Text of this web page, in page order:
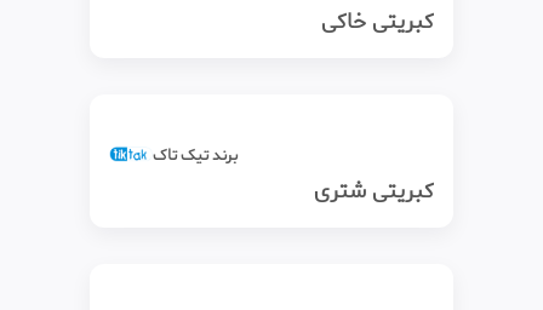
کبریتی خاکی
برند تیک‌ تاک
کبریتی شتری